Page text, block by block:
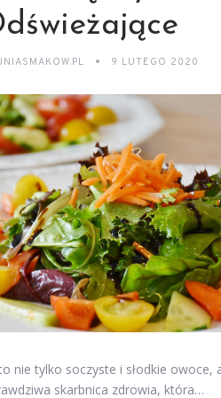
9 LUTEGO 2020
nie tylko soczyste i słodkie owoce,
skarbnica zdrowia, która…